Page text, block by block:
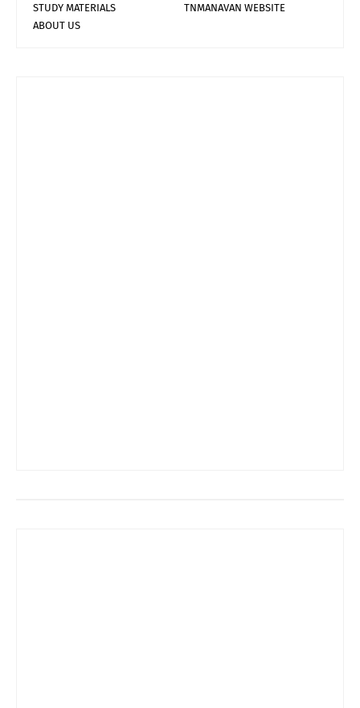
STUDY MATERIALS
TNMANAVAN WEBSITE
ABOUT US